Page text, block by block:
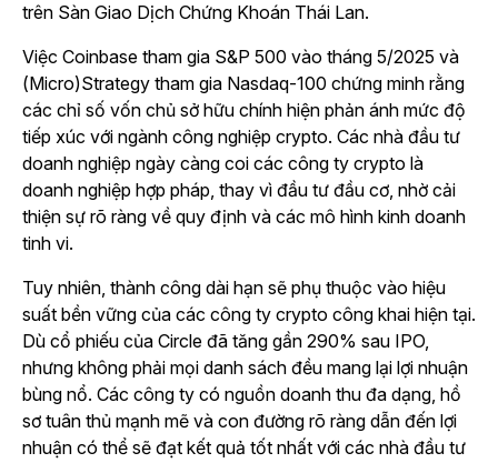
trên Sàn Giao Dịch Chứng Khoán Thái Lan.
Việc Coinbase tham gia S&P 500 vào tháng 5/2025 và
(Micro)Strategy tham gia Nasdaq-100 chứng minh rằng
các chỉ số vốn chủ sở hữu chính hiện phản ánh mức độ
tiếp xúc với ngành công nghiệp crypto. Các nhà đầu tư
doanh nghiệp ngày càng coi các công ty crypto là
doanh nghiệp hợp pháp, thay vì đầu tư đầu cơ, nhờ cải
thiện sự rõ ràng về quy định và các mô hình kinh doanh
tinh vi.
Tuy nhiên, thành công dài hạn sẽ phụ thuộc vào hiệu
suất bền vững của các công ty crypto công khai hiện tại.
Dù cổ phiếu của Circle đã tăng gần 290% sau IPO,
nhưng không phải mọi danh sách đều mang lại lợi nhuận
bùng nổ. Các công ty có nguồn doanh thu đa dạng, hồ
sơ tuân thủ mạnh mẽ và con đường rõ ràng dẫn đến lợi
nhuận có thể sẽ đạt kết quả tốt nhất với các nhà đầu tư